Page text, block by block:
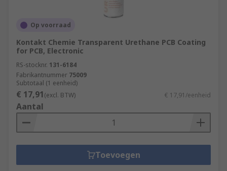
Op voorraad
Kontakt Chemie Transparent Urethane PCB Coating
for PCB, Electronic
RS-stocknr. 131-6184
Fabrikantnummer 75009
Subtotaal (1 eenheid)
€ 17,91(excl. BTW) € 17,91/eenheid
Aantal
Toevoegen